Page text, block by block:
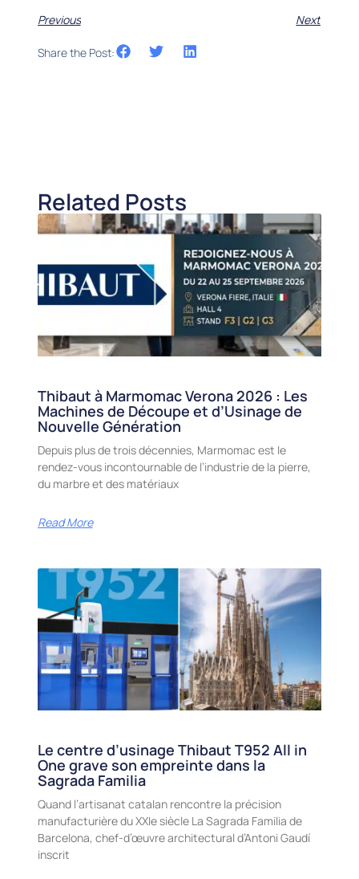
Previous Next
Share the Post:
Related Posts
Thibaut à Marmomac Verona 2026 : Les
Machines de Découpe et d’Usinage de
Nouvelle Génération
Depuis plus de trois décennies, Marmomac est le
rendez-vous incontournable de l’industrie de la pierre,
du marbre et des matériaux
Read More
Le centre d’usinage Thibaut T952 All in
One grave son empreinte dans la
Sagrada Familia
Quand l’artisanat catalan rencontre la précision
manufacturière du XXIe siècle La Sagrada Familia de
Barcelona, chef-d’œuvre architectural d’Antoni Gaudí
inscrit